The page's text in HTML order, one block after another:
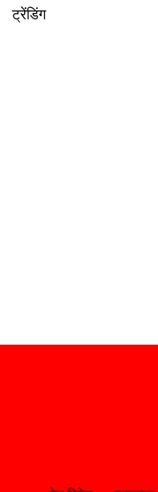
ट्रेंडिंग